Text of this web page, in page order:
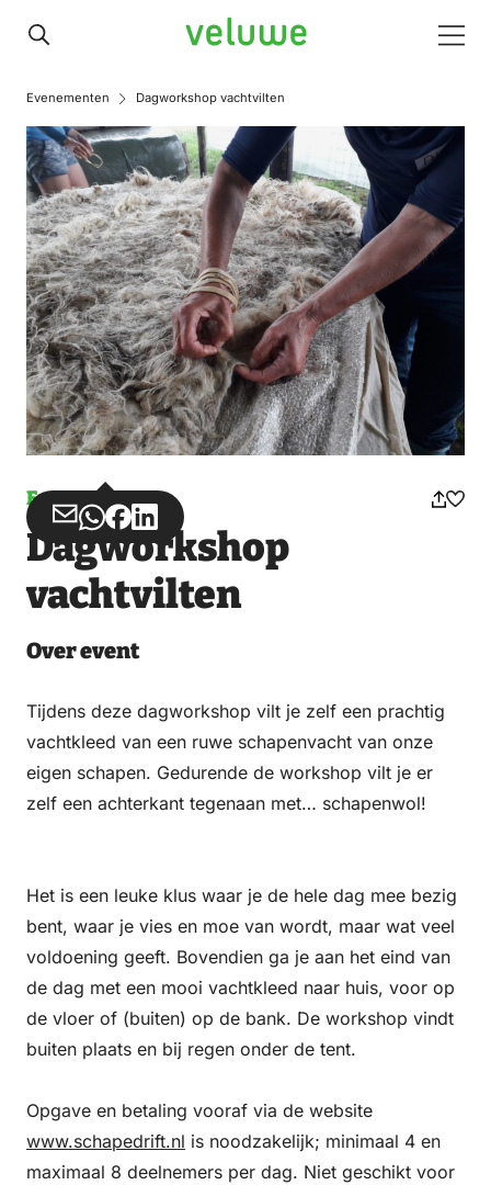
Veluwe
Evenementen Dagworkshop vachtvilten
Event
Share
via
Email
Share
via
WhatsApp
Share
on
Facebook
Share
on
LinkedIn
Dagworkshop
vachtvilten
Over event
Tijdens deze dagworkshop vilt je zelf een prachtig
vachtkleed van een ruwe schapenvacht van onze
eigen schapen. Gedurende de workshop vilt je er
zelf een achterkant tegenaan met… schapenwol!
Het is een leuke klus waar je de hele dag mee bezig
bent, waar je vies en moe van wordt, maar wat veel
voldoening geeft. Bovendien ga je aan het eind van
de dag met een mooi vachtkleed naar huis, voor op
de vloer of (buiten) op de bank. De workshop vindt
buiten plaats en bij regen onder de tent.
Opgave en betaling vooraf via de website
www.schapedrift.nl is noodzakelijk; minimaal 4 en
maximaal 8 deelnemers per dag. Niet geschikt voor